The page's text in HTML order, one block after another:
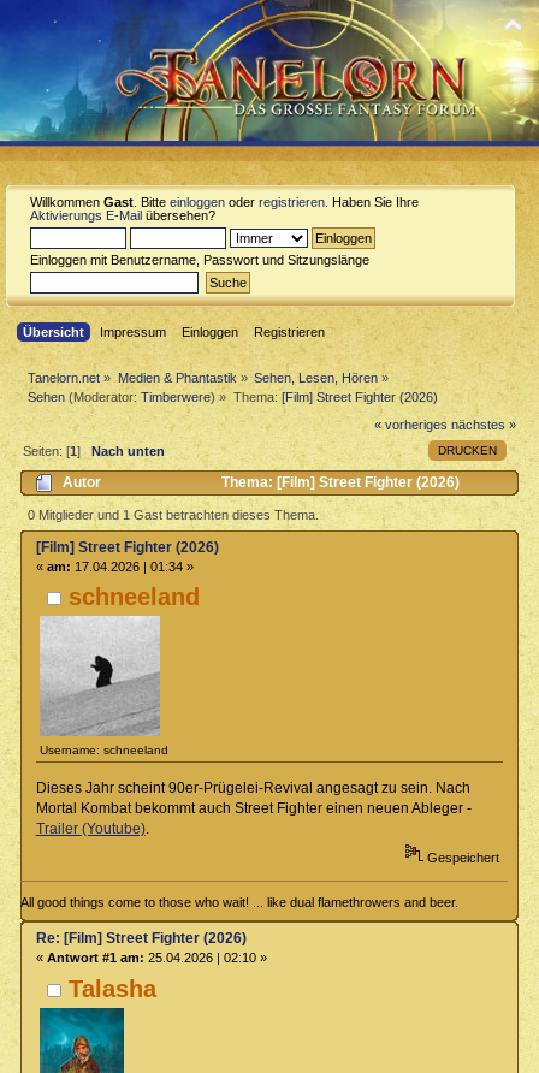
Willkommen Gast . Bitte einloggen oder registrieren . Haben Sie Ihre
Aktivierungs E-Mail übersehen?
Einloggen mit Benutzername, Passwort und Sitzungslänge
Übersicht Impressum Einloggen Registrieren
Tanelorn.net » Medien & Phantastik » Sehen, Lesen, Hören »
Sehen (Moderator:Timberwere) » Thema: [Film] Street Fighter (2026)
« vorheriges nächstes »
DRUCKEN
Seiten: [1] Nach unten
Autor
Thema: [Film] Street Fighter (2026)
(Gelesen 455 mal)
0 Mitglieder und 1 Gast betrachten dieses Thema.
schneeland
Username: schneeland
[Film] Street Fighter (2026)
« am: 17.04.2026 | 01:34 »
Dieses Jahr scheint 90er-Prügelei-Revival angesagt zu sein. Nach
Mortal Kombat bekommt auch Street Fighter einen neuen Ableger -
Trailer (Youtube).
Gespeichert
All good things come to those who wait! ... like dual flamethrowers and beer.
Talasha
Re: [Film] Street Fighter (2026)
« Antwort #1 am: 25.04.2026 | 02:10 »